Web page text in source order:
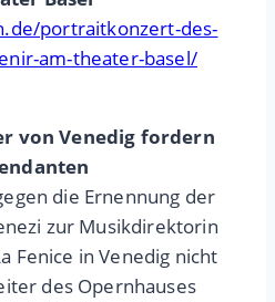
portraitkonzert-des-
am-theater-basel/
von Venedig fordern
die Ernennung der
zur Musikdirektorin
Fenice in Venedig nicht
des Opernhauses